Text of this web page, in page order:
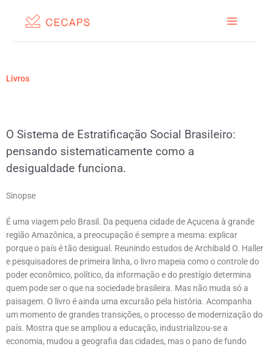
Livros
O Sistema de Estratificação Social Brasileiro:
pensando sistematicamente como a
desigualdade funciona.
Sinopse
É uma viagem pelo Brasil. Da pequena cidade de Açucena à grande
região Amazônica, a preocupação é sempre a mesma: explicar
porque o país é tão desigual. Reunindo estudos de Archibald O. Haller
e pesquisadores de primeira linha, o livro mapeia como o controle do
poder econômico, político, da informação e do prestígio determina
quem pode ser o que na sociedade brasileira. Mas não muda só a
paisagem. O livro é ainda uma excursão pela história. Acompanha
um momento de grandes transições, o processo de modernização do
país. Mostra que se ampliou a educação, industrializou-se a
economia, mudou a geografia das cidades, mas o pano de fundo